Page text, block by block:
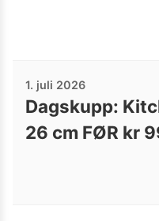
1. juli 2026
Dagskupp:
26 cm FØR kr